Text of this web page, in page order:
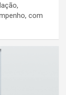
com